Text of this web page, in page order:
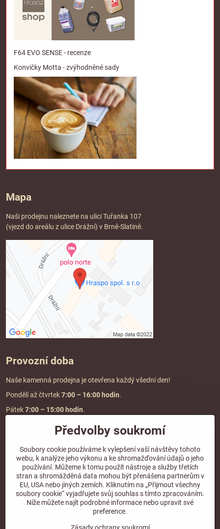
F64 EVO SENSE - recenze
Konvičky Motta - zvýhodněné sady
Mapa
Naši prodejnu naleznete na ulici Tuřanka 107
(vjezd do areálu z ulice Drážní) v Brně-Slatině.
Provozní doba
Naše kamenná prodejna je otevřena každý všední den!
Pondělí až čtvrtek7:00 – 16:00 hodin.
Pátek7:00 – 15:00 hodin.
Doprava a platba
DOPRAVA ZDARMA
při objednávce nad2000 Kč vč. DPH.
*Nevztahuje se na paletovou přepravu.
Předvolby soukromí
Soubory cookie používáme k vylepšení vaší návštěvy tohoto
webu, k analýze jeho výkonu a ke shromažďování údajů o jeho
používání. Můžeme k tomu použít nástroje a služby třetích
stran a shromážděná data mohou být přenášena partnerům v
EU, USA nebo jiných zemích. Kliknutím na „Přijmout všechny
soubory cookie“ vyjadřujete svůj souhlas s tímto zpracováním.
Níže můžete najít podrobné informace nebo upravit své
preference.